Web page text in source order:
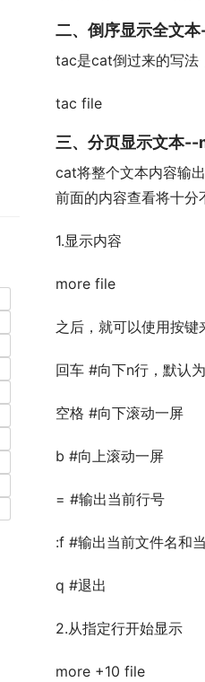
二、倒序显示全文
tac是cat倒过来的写法
tac file
三、分页显示文本--
cat将整个文本内容输
前面的内容查看将十分
1.显示内容
more file
之后，就可以使用按键
回车 #向下n行，默认
空格 #向下滚动一屏
b #向上滚动一屏
= #输出当前行号
:f #输出当前文件名和
q #退出
2.从指定行开始显示
more +10 file